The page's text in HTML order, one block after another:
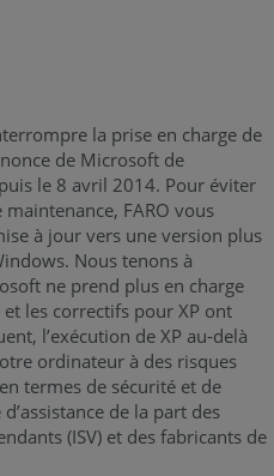
la prise en charge de
de Microsoft de
le 8 avril 2014. Pour éviter
FARO vous
à jour vers une version plus
Nous tenons à
ne prend plus en charge
les correctifs pour XP ont
l’exécution de XP au-delà
ordinateur à des risques
termes de sécurité et de
de la part des
(ISV) et des fabricants de